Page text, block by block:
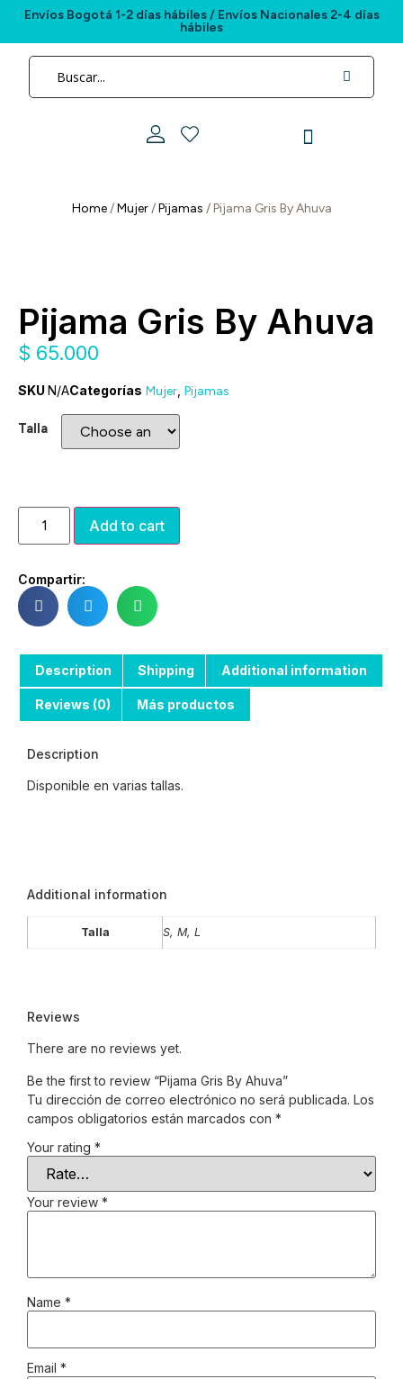
Envíos Bogotá 1-2 días hábiles / Envíos Nacionales 2-4 días
hábiles
Home/Mujer/Pijamas / Pijama Gris By Ahuva
Pijama Gris By Ahuva
$ 65.000
SKU N/ACategorías Mujer Pijamas
Talla
Add to cart
Compartir:
Description Shipping Additional information
Reviews (0) Más productos
Description
Disponible en varias tallas.
Additional information
Talla S, M, L
Reviews
There are no reviews yet.
Be the first to review “Pijama Gris By Ahuva”
Tu dirección de correo electrónico no será publicada. Los
campos obligatorios están marcados con *
Your rating *
Your review *
Name *
Email *